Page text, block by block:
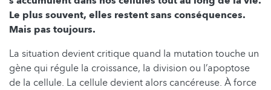
Le plus souvent, elles restent sans conséquences.
Mais pas toujours.
La situation devient critique quand la mutation touche un
gène qui régule la croissance, la division ou l’apoptose
de la cellule. La cellule devient alors cancéreuse. À force